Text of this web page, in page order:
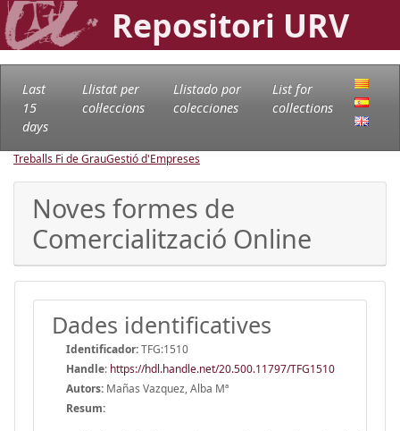
Repositori URV
Last
15
days
Llistat per
col·leccions
Llistado por
colecciones
List for
collections
Treballs Fi de GrauGestió d'Empreses
Noves formes de
Comercialització Online
Dades identificatives
Identificador:TFG:1510
Handle: https://hdl.handle.net/20.500.11797/TFG1510
Autors: Mañas Vazquez, Alba Mª
Resum: